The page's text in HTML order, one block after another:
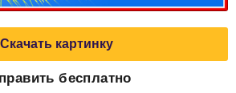
Скачать картинку
бесплатно